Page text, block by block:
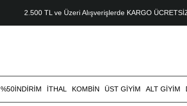
2.500 TL ve Üzeri Alışverişlerde KARGO
%50İNDİRİM İTHAL KOMBİN ÜST GİYİM ALT GİYİM